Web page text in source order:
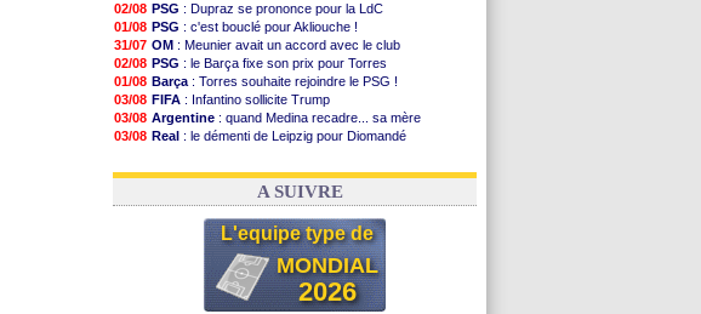
02/08 PSG : Dupraz se prononce pour la LdC
01/08 PSG : c'est bouclé pour Akliouche !
31/07 OM : Meunier avait un accord avec le club
02/08 PSG : le Barça fixe son prix pour Torres
01/08 Barça : Torres souhaite rejoindre le PSG !
03/08 FIFA : Infantino sollicite Trump
03/08 Argentine : quand Medina recadre... sa mère
03/08 Real : le démenti de Leipzig pour Diomandé
31/07 FIFA: le conseiller d'Infantino démissionne !
A SUIVRE
L'equipe type de
MONDIAL
2026